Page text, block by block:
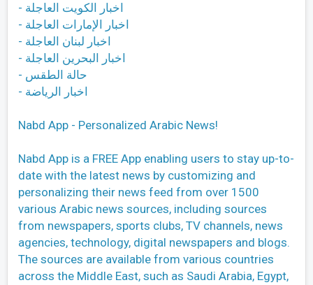
- اخبار الكويت العاجلة
- اخبار الإمارات العاجلة
- اخبار لبنان العاجلة
- اخبار البحرين العاجلة
- حالة الطقس
- اخبار الرياضة
Nabd App - Personalized Arabic News!
Nabd App is a FREE App enabling users to stay up-to-
date with the latest news by customizing and
personalizing their news feed from over 1500
various Arabic news sources, including sources
from newspapers, sports clubs, TV channels, news
agencies, technology, digital newspapers and blogs.
The sources are available from various countries
across the Middle East, such as Saudi Arabia, Egypt,